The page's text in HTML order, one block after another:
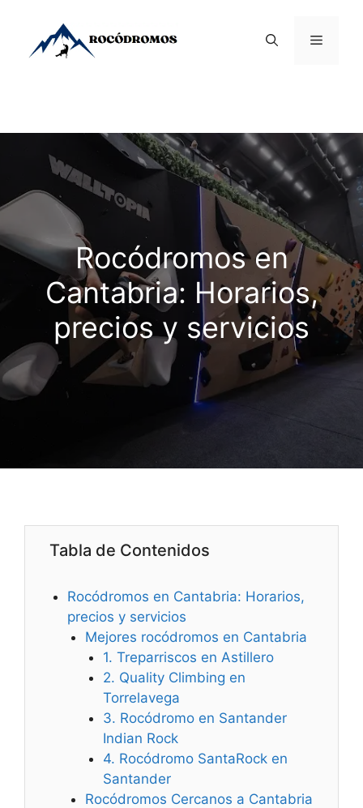
contenido
Menú
Rocódromos en
Cantabria: Horarios,
precios y servicios
Tabla de Contenidos
Rocódromos en Cantabria: Horarios,
precios y servicios
Mejores rocódromos en Cantabria
1. Treparriscos en Astillero
2. Quality Climbing en
Torrelavega
3. Rocódromo en Santander
Indian Rock
4. Rocódromo SantaRock en
Santander
Rocódromos Cercanos a Cantabria